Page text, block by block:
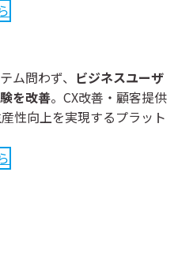
ム問わず、 ビジネスユーザ
を改善。CX改善・顧客提供
性向上を実現するプラット